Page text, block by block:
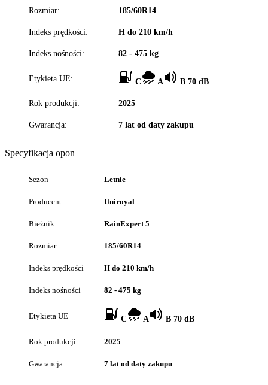
Rozmiar: 185/60R14
Indeks prędkości: H do 210 km/h
Indeks nośności: 82 - 475 kg
Etykieta UE: C A B 70 dB
Rok produkcji: 2025
Gwarancja: 7 lat od daty zakupu
Specyfikacja opon
Sezon Letnie
Producent Uniroyal
Bieżnik RainExpert 5
Rozmiar 185/60R14
Indeks prędkości H do 210 km/h
Indeks nośności 82 - 475 kg
Etykieta UE C A B 70 dB
Rok produkcji 2025
Gwarancja 7 lat od daty zakupu